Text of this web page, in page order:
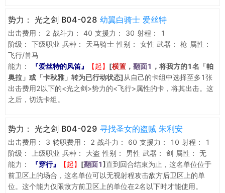
势力： 光之剑 B04-028 幼翼白骑士 爱丝特
出击费用： 2 战斗力： 40 支援力： 30 射程：
1
阶级：
下级职业 兵种： 天马骑士 性别： 女性 武器： 枪 属性：
飞行/兽马
能力：
『爱丝特的风笛』 【起】 [横置 ， 翻面1 ，将我方的1名「帕
奥拉」或「卡秋雅」转为已行动状态]从自己的卡组中选择至多1张
出击费用2以下的<光之剑>势力的<飞行>属性的卡，将其出击。这
之后，切洗卡组。
势力： 光之剑 B04-029 寻找圣女的盗贼 朱利安
出击费用： 3 转职费用： 2 战斗力： 60 支援力： 10 射程：
1
阶级：
上级职业 兵种： 大盗 性别： 男性 武器： 剑 属性：
无
能力：
『穿行』 【起】 [翻面1]直到回合结束为止，这名单位位于
前卫区上的场合，这名单位可以无视射程攻击敌方后卫区上的单
位。这个能力仅限敌方前卫区上的单位在2名以下时才能使用。